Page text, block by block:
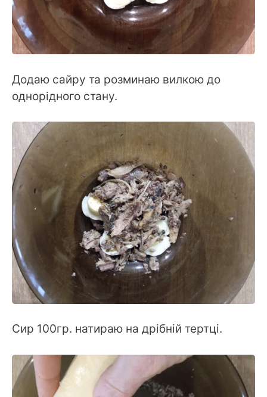
Додаю сайру та розминаю вилкою до
однорідного стану.
Сир 100гр. натираю на дрібній тертці.